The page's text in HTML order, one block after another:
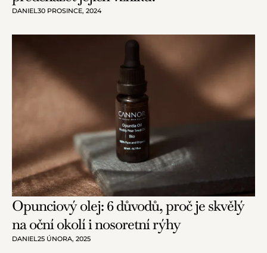
DANIEL30 PROSINCE, 2024
Opunciový olej: 6 důvodů, proč je skvělý
na oční okolí i nosoretní rýhy
DANIEL25 ÚNORA, 2025